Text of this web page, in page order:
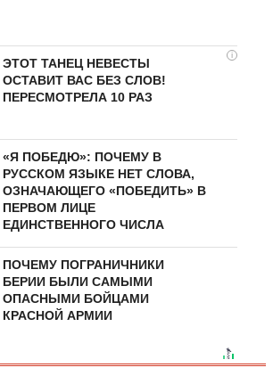
i
ЭТОТ ТАНЕЦ НЕВЕСТЫ
ОСТАВИТ ВАС БЕЗ СЛОВ!
ПЕРЕСМОТРЕЛА 10 РАЗ
«Я ПОБЕДЮ»: ПОЧЕМУ В
РУССКОМ ЯЗЫКЕ НЕТ СЛОВА,
ОЗНАЧАЮЩЕГО «ПОБЕДИТЬ» В
ПЕРВОМ ЛИЦЕ
ЕДИНСТВЕННОГО ЧИСЛА
ПОЧЕМУ ПОГРАНИЧНИКИ
БЕРИИ БЫЛИ САМЫМИ
ОПАСНЫМИ БОЙЦАМИ
КРАСНОЙ АРМИИ